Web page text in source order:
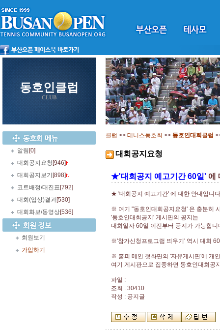
동호인클럽
CLUB
알림 [0]
대회공지요청 [946]
대회공지보기 [898]
코트배정/대진표 [792]
대회(입상)결과[530]
대회화보/동영상[536]
회원보기
가입하기
클럽 >> 테니스동호회 >> 동호인대회클럽
대회공지요청
★'대회공지 예고기간 60일' 에
★ '대회공지 예고기간' 에 대한 안내입니
※ 여기 "동호인대회공지요청' 은 충분히
'동호인대회공지' 게시판의 공지는
대회일자 60일 이전부터 공지가 가능합니
※'참가신청프로그램 띄우기' 역시 대회
※ 홈피 메인 첫화면의 '자유게시판'에 개
여기 게시판으로 집중하면 동호인대회공
파일 :
조회 : 30410
작성 : 공지글